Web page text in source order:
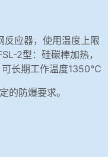
应器，使用温度上限
2型：硅碳棒加热，
长期工作温度1350℃
的防爆要求。